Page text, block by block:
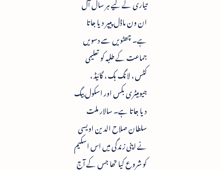
ان ون ماڈل پیپر دیا جاتا
ہے۔ چھٹویں سے دسویں
جماعت کے طلبہ کو تعلیمی
کٹس ، لانگ بک ، گائیڈ ،
جیومیٹری بکس اور اسکول بیگ
دیا جاتا ہے۔ سالار ملت
سلطان صلاح الدین اویسی
نے اپنی زندگی میں اس اسکیم
کو شروع کیا تھا جس کے آج